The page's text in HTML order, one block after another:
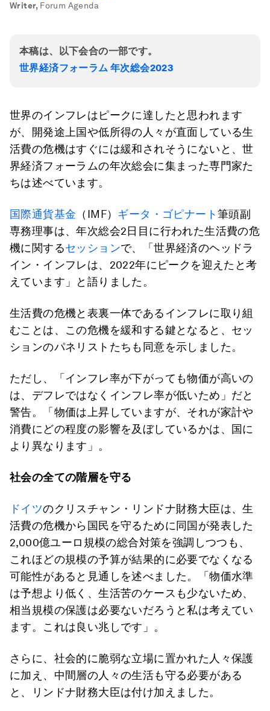
Writer, Forum Agenda
本稿は、以下会合の一部です。
世界経済フォーラム 年次総会2023
世界のインフレはピークに達したと思われます
が、開発途上国や低所得の人々が直面している生
活費の危機はすぐには緩和されそうにないと、世
界経済フォーラムの年次総会に集まった専門家た
ちは述べています。
国際通貨基金 （IMF） ギータ・ゴピナート筆頭副
専務理事は、年次総会2日目に行われた生活費の危
機に関するセッションで、「世界経済のヘッドラ
イン・インフレは、2022年にピークを迎えたと考
えています」と語りました。
生活費の危機と表裏一体であるインフレに取り組
むことは、この危機を緩和する鍵となると、セッ
ションのパネリストたちも同意を示しました。
ただし、「インフレ率が下がっても物価が高いの
は、デフレではなくインフレ率が低いため」だと
警告。「物価は上昇していますが、それが家計や
消費にどの程度の影響を及ぼしているかは、国に
より異なります」。
社会の全ての階層を守る
ドイツのクリスチャン・リンドナ財務大臣は、生
活費の危機から国民を守るために同国が発表した
2,000億ユーロ規模の総合対策を強調しつつも、
これほどの規模の予算が結果的に必要でなくなる
可能性があると見通しを述べました。「物価水準
は予想より低く、生活苦のケースも少ないため、
相当規模の保護は必要ないだろうと私は考えてい
ます。これは良い兆しです」。
さらに、社会的に脆弱な立場に置かれた人々保護
に加え、中間層の人々の生活も守る必要がある
と、リンドナ財務大臣は付け加えました。